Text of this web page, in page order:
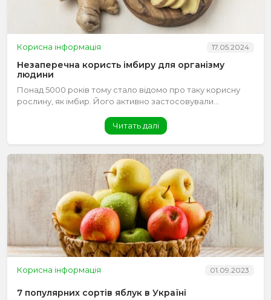
Корисна інформація 17.05.2024
Незаперечна користь імбиру для організму
людини
Понад 5000 років тому стало відомо про таку корисну
рослину, як імбир. Його активно застосовували...
Читать далі
Корисна інформація 01.09.2023
7 популярних сортів яблук в Україні